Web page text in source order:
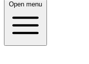
Open menu